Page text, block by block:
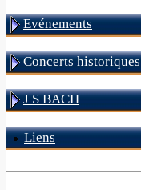
Evénements
Concerts historiques
J S BACH
Liens